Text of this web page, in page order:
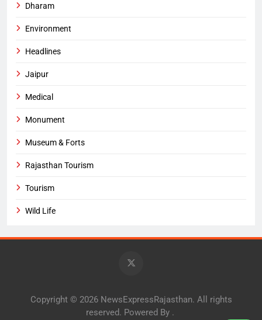
Dharam
Environment
Headlines
Jaipur
Medical
Monument
Museum & Forts
Rajasthan Tourism
Tourism
Wild Life
Copyright © 2026 NewsExpressRajasthan. All rights
reserved. Powered By .